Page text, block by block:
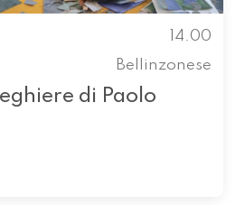
14.00
Bellinzonese
di Paolo